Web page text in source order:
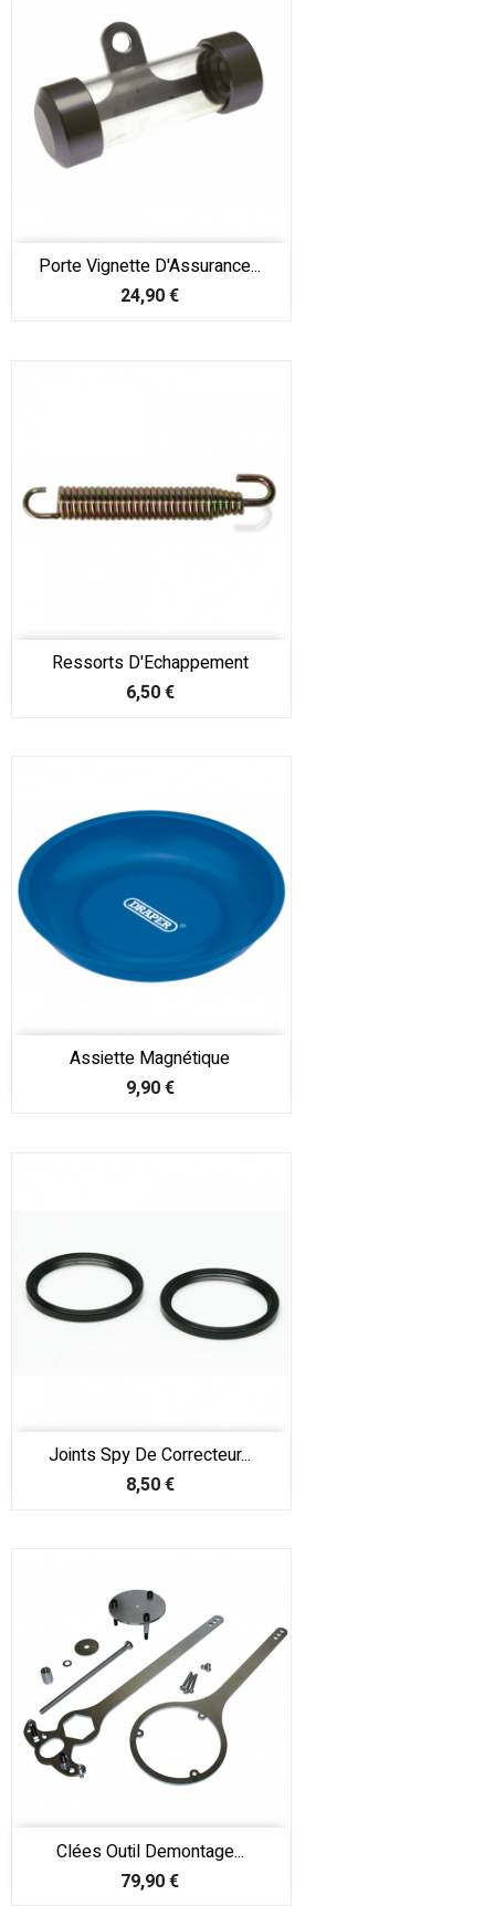
Porte Vignette D'Assurance...
Prix
24,90 €
Ressorts D'Echappement
Prix
6,50 €
Assiette Magnétique
Prix
9,90 €
Joints Spy De Correcteur...
Prix
8,50 €
Clées Outil Demontage...
Prix
79,90 €